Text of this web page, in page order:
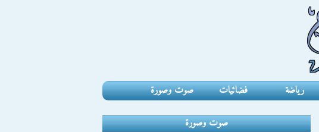
رياضة فضائيات صوت وصورة
صوت وصورة